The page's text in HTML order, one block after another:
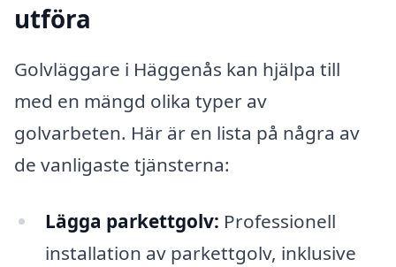
utföra
Golvläggare i Häggenås kan hjälpa till
med en mängd olika typer av
golvarbeten. Här är en lista på några av
de vanligaste tjänsterna:
Lägga parkettgolv: Professionell
installation av parkettgolv, inklusive